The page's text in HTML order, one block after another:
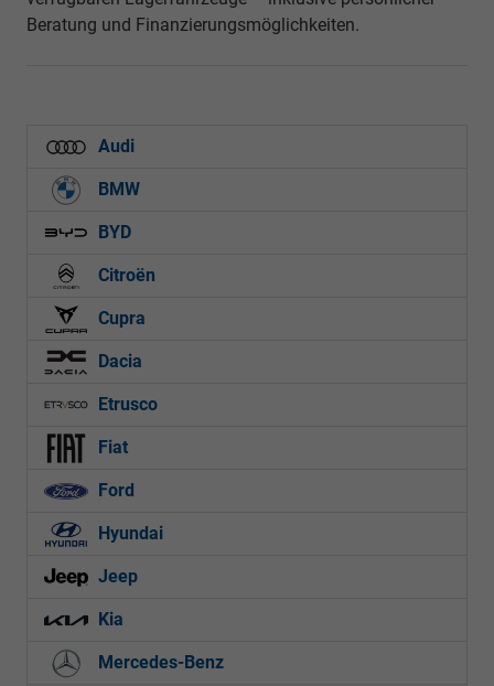
Beratung und Finanzierungsmöglichkeiten.
Audi
BMW
BYD
Citroën
Cupra
Dacia
Etrusco
Fiat
Ford
Hyundai
Jeep
Kia
Mercedes-Benz